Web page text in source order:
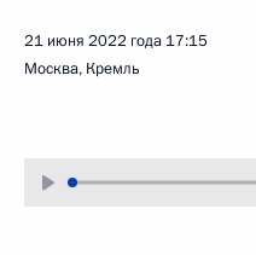
21 июня 2022 года 17:15
Москва, Кремль